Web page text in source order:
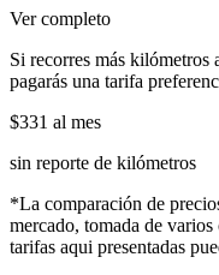
Ver completo
Si recorres más kilómetros
pagarás una tarifa
$331 al mes
sin reporte de kilómetros
*La comparación de
mercado, tomada de
tarifas aqui presentadas